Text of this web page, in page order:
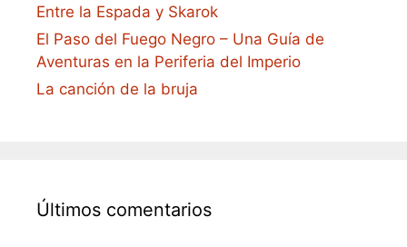
Entre la Espada y Skarok
El Paso del Fuego Negro – Una Guía de
Aventuras en la Periferia del Imperio
La canción de la bruja
Últimos comentarios